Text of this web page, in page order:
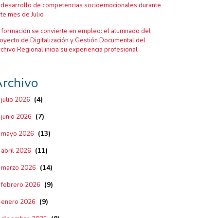
de competencias socioemocionales durante
mes de Julio
formación se convierte en empleo: el alumnado del
de Digitalización y Gestión Documental del
Regional inicia su experiencia profesional
julio 2026 (4)
junio 2026 (7)
mayo 2026 (13)
abril 2026 (11)
marzo 2026 (14)
febrero 2026 (9)
enero 2026 (9)